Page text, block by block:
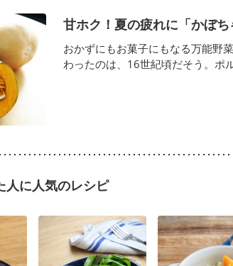
甘ホク！夏の疲れに「かぼち
おかずにもお菓子にもなる万能野
わったのは、16世紀頃だそう。ポ
人に人気のレシピ